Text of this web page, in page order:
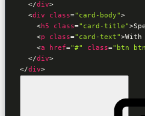
</div>
<div class="card-body">
<h5 class="card-title">
<p class="card-text">
<a href="#" class="btn
</div>
</div>